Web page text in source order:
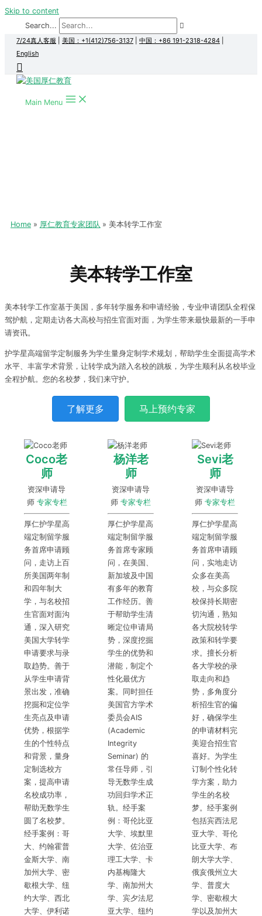
Skip to content
Search...
7/24真人客服 美国：+1(412)756-3137 中国：+86 191-2318-4284
English
Main Menu
Home 厚仁教育专家团队 美本转学工作室
美本转学工作室
美本转学工作室基于美国，多年转学服务和申请经验，专业申请团队全程保
驾护航，定期走访各大高校与招生官面对面，为学生带来最快最新的一手申
请资讯。
护学星高端留学定制服务为学生量身定制学术规划，帮助学生全面提高学术
水平、丰富学术背景，让转学成为踏入名校的跳板，为学生顺利从名校毕业
全程护航。您的名校梦，我们来守护。
了解更多 马上预约专家
Coco老
师
资深申请导
师 专家专栏
厚仁护学星高
端定制留学服
务首席申请顾
问，走访上百
所美国两年制
和四年制大
学，与名校招
生官面对面沟
通，深入研究
美国大学转学
申请要求与录
取趋势。善于
从学生申请背
景出发，准确
挖掘和定位学
生亮点及申请
优势，根据学
生的个性特点
和背景，量身
定制选校方
案，提高申请
名校成功率，
帮助无数学生
圆了名校梦。
经手案例：哥
大、约翰霍普
金斯大学、南
加州大学、密
歇根大学、纽
约大学、西北
大学、伊利诺
杨洋老
师
资深申请导
师专家专栏
厚仁护学星高
端定制留学服
务首席专家顾
问，在美国、
新加坡及中国
有多年的教育
工作经历。善
于帮助学生清
晰定位申请局
势，深度挖掘
学生的优势和
潜能，制定个
性化最优方
案。同时担任
美国官方学术
委员会AIS
(Academic
Integrity
Seminar) 的
常任导师，引
导无数学生成
功回归学术正
轨。经手案
例：哥伦比亚
大学、埃默里
大学、佐治亚
理工大学、卡
内基梅隆大
学、南加州大
学、宾夕法尼
亚大学、纽约
Sevi老
师
资深申请导
师专家专栏
厚仁护学星高
端定制留学服
务首席申请顾
问，实地走访
众多在美高
校，与众多院
校保持长期密
切沟通，熟知
各大院校转学
政策和转学要
求。擅长分析
各大学校的录
取走向和趋
势，多角度分
析招生官的偏
好，确保学生
的申请材料完
美迎合招生官
喜好。为学生
订制个性化转
学方案，助力
学生的名校
梦。经手案例
包括宾西法尼
亚大学、哥伦
比亚大学、布
朗大学大学、
俄亥俄州立大
学、普度大
学、密歇根大
学以及加州大